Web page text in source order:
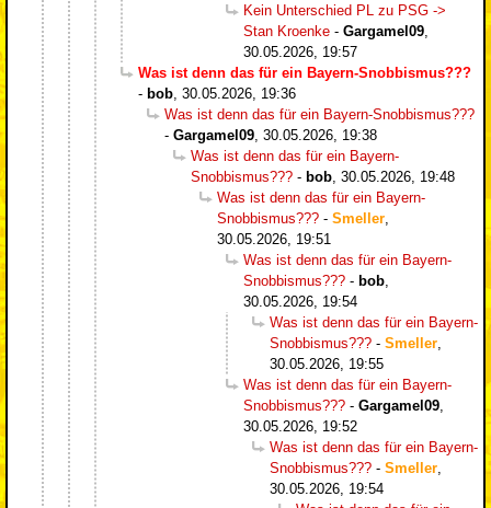
Kein Unterschied PL zu PSG ->
Stan Kroenke - Gargamel09,
30.05.2026, 19:57
Was ist denn das für ein Bayern-Snobbismus???
- bob, 30.05.2026, 19:36
Was ist denn das für ein Bayern-Snobbismus???
- Gargamel09, 30.05.2026, 19:38
Was ist denn das für ein Bayern-
Snobbismus??? - bob, 30.05.2026, 19:48
Was ist denn das für ein Bayern-
Snobbismus??? - Smeller,
30.05.2026, 19:51
Was ist denn das für ein Bayern-
Snobbismus??? - bob,
30.05.2026, 19:54
Was ist denn das für ein Bayern-
Snobbismus??? - Smeller,
30.05.2026, 19:55
Was ist denn das für ein Bayern-
Snobbismus??? - Gargamel09,
30.05.2026, 19:52
Was ist denn das für ein Bayern-
Snobbismus??? - Smeller,
30.05.2026, 19:54